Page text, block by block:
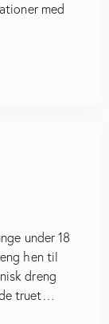
med
under 18
hen til
dreng
truet…